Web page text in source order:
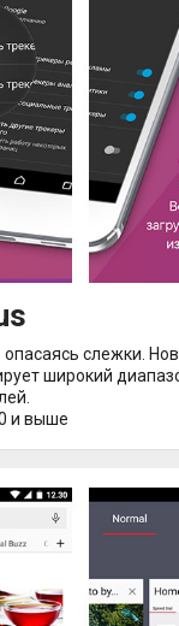
слежки.
широкий
и выше